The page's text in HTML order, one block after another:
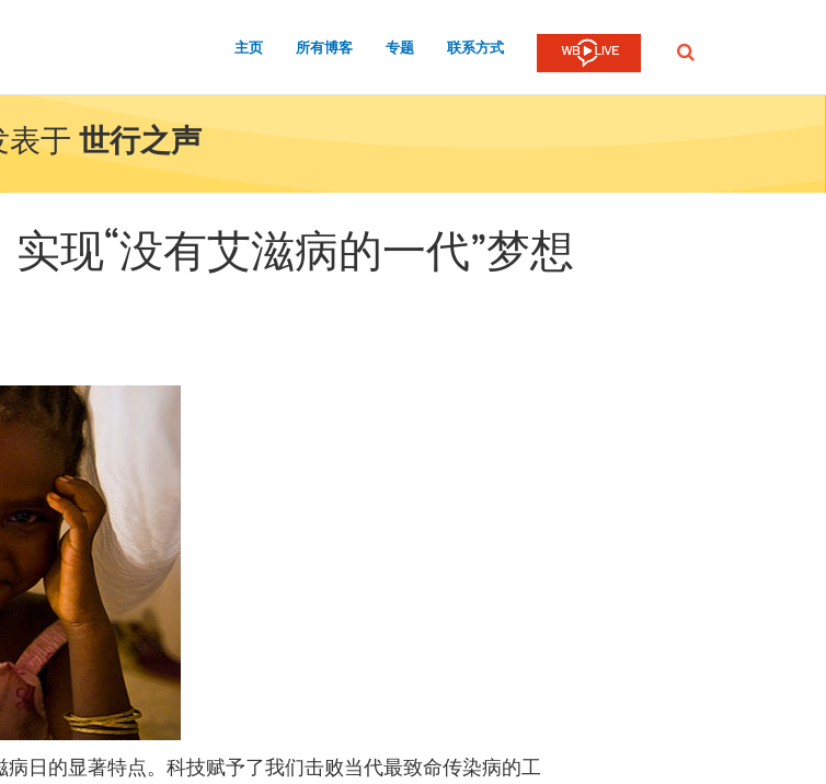
主页 所有博客 专题 联系方式
提
表于 世行之声
现“没有艾滋病的一代”梦想
日的显著特点。科技赋予了我们击败当代最致命传染病的工